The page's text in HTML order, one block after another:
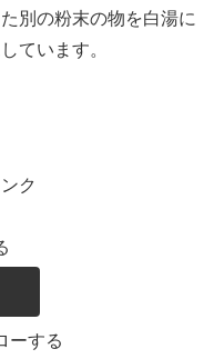
別の粉末の物を白湯に
ています。
ク
ーする